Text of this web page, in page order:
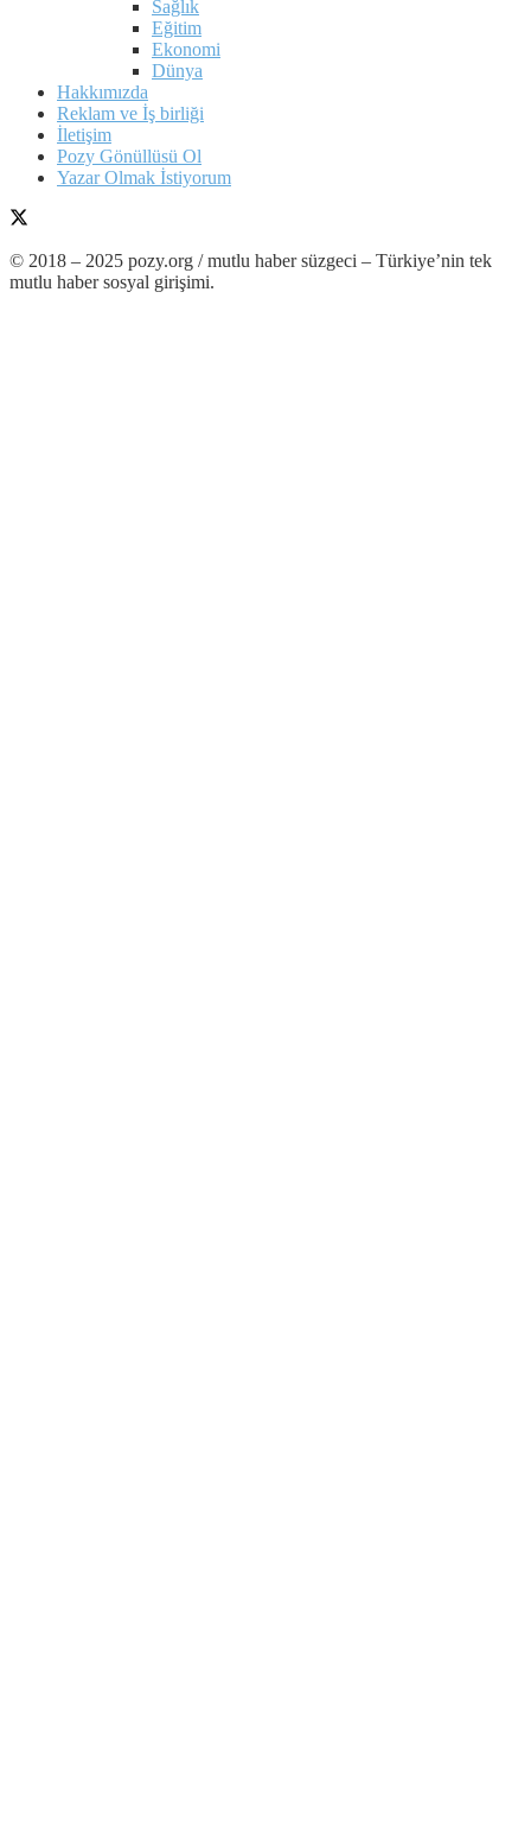
Sağlık
Eğitim
Ekonomi
Dünya
Hakkımızda
Reklam ve İş birliği
İletişim
Pozy Gönüllüsü Ol
Yazar Olmak İstiyorum
© 2018 – 2025 pozy.org / mutlu haber süzgeci – Türkiye’nin tek
mutlu haber sosyal girişimi.